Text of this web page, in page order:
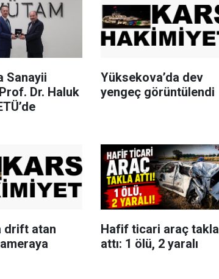
Sanayii
Dr. Haluk
Yüksekova’da dev
yengeç görüntülendi
drift atan
Hafif ticari araç takla
attı: 1 ölü, 2 yaralı